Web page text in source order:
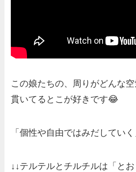
この娘たちの、周りがどんな
貫いてるとこが好きです😂
「個性や自由ではみだしてい
↓↓テルテルとチルチルは「と